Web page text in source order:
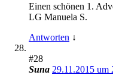
Einen schönen 1.
LG Manuela S.
Antworten ↓
#28
Suna 29.11.2015 um